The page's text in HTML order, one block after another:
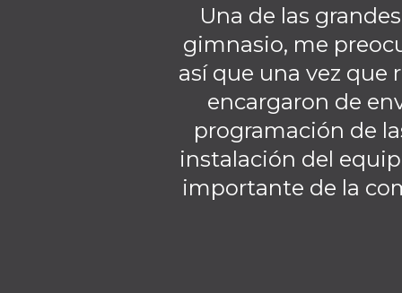
Una de las
gimnasio, me
así que una vez que
encargaron de
programación de
instalación del
importante de la